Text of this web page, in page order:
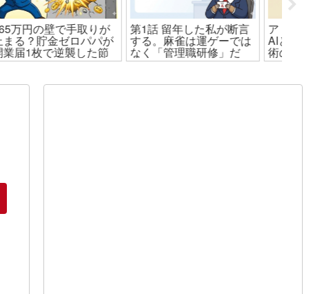
第1話留年した私が断言
する。麻雀は運ゲーでは
なく「管理職研修」だ
アドセンス不合格の僕が
AIと挑んだブログ緊急手
術の全記録